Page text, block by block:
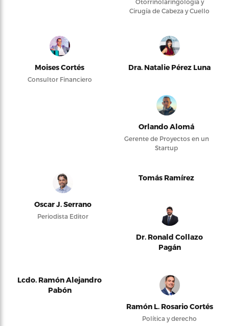
Otorrinolaringología y
Cirugía de Cabeza y Cuello
Moises Cortés
Consultor Financiero
Dra. Natalie Pérez Luna
Orlando Alomá
Gerente de Proyectos en un
Startup
Oscar J. Serrano
Periodista Editor
Tomás Ramírez
Dr. Ronald Collazo
Pagán
Lcdo. Ramón Alejandro
Pabón
Ramón L. Rosario Cortés
Política y derecho